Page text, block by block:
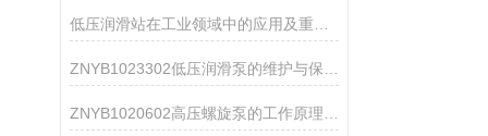
低压润滑站在工业领域中的应用及重要性